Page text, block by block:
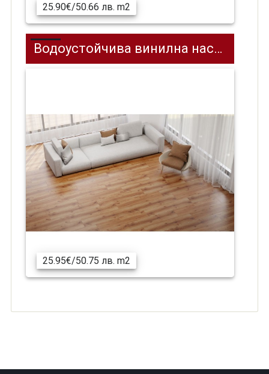
25.90€/50.66 лв. m2
Водоустойчива винилна настилка SPC на клик система REPUBLIC REELCEC06, Eclipse, 1218 x 228 мм
25.95€/50.75 лв. m2